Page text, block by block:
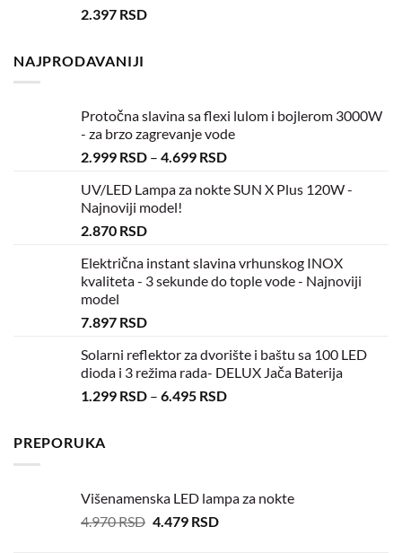
2.397 RSD
NAJPRODAVANIJI
Protočna slavina sa flexi lulom i bojlerom 3000W
- za brzo zagrevanje vode
2.999 RSD – 4.699 RSD
UV/LED Lampa za nokte SUN X Plus 120W -
Najnoviji model!
2.870 RSD
Električna instant slavina vrhunskog INOX
kvaliteta - 3 sekunde do tople vode - Najnoviji
model
7.897 RSD
Solarni reflektor za dvorište i baštu sa 100 LED
dioda i 3 režima rada- DELUX Jača Baterija
1.299 RSD – 6.495 RSD
PREPORUKA
Višenamenska LED lampa za nokte
4.970RSD 4.479 RSD